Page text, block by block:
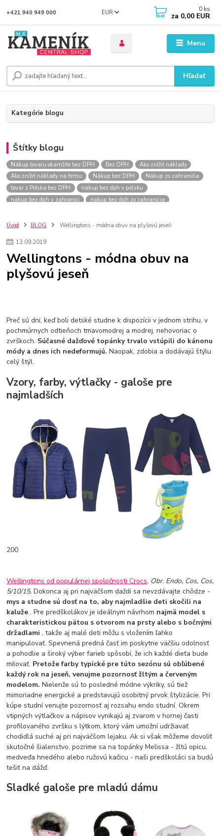
Menu
EUR
Hľadať
+421 940 949 000 0 ks
za 0,00 EUR
Kategórie blogu
Štítky blogu
Nákup tovaru okamžite bez DPH Bez DPH
Ako znížiť náklady
Ako znížiť náklady na firmu
Nákup bez DPH
Nákup zo zahraničia
tovar z Poľska bez DPH
nakup bez dph v polsku
nakup bez dph v zahranici
nakup bez dph zo zahranicia
szco nakup bez dph
Smart hodinky pre deti
Plyšový macovia
Lego Star Wars
Darčeky na Vianoce 2019
Vianočný darček pre dievča do 20€
Hry pre deti
Skladačky pre deti
L.O.L. Surprise zvieratká
L.O.L. Surprise hračky
L.O.L. Surprise domčeky
L.O.L. Surprise postavičky
L.O.L. Surprise zberateľské figúrky
L.O.L. OMG L.O.L. OMG Bábiky
Úvod BLOG Wellingtons - módna obuv na plyšovú jeseň
13.09.2019
Wellingtons - módna obuv na
plyšovú jeseň
Preč sú dni, keď boli detské studne k dispozícii v jednom strihu, v
pochmúrnych odtieňoch tmavomodrej a modrej, nehovoriac o
zvrškoch. Súčasné dažďové topánky trvalo vstúpili do kánonu
módy a dnes ich nedeformujú.Naopak, zdobia a dodávajú štýlu
celý štýl.
Vzory, farby, výtlačky - galoše pre
najmladších
200
Wellingtons od populárnej spoločnosti Crocs, Obr. Endo, Cos, Cos,
5/10/15.Dokonca aj pri najväčšom daždi sa nevzdávajte chôdze -
mys a studne sú dosť na to, aby najmladšie deti skočili na
kaluže. Pre predškolákov je ideálnym návrhom najmä model s
charakteristickou pätou s otvorom na prsty alebo s bočnými
držadlami, takže aj malé deti môžu s vložením ľahko
manipulovať. Spevnená predná časť im poskytne väčšiu odolnosť
a pohodlie a široký výber farieb spôsobí, že ich každé dieťa bude
milovať. Pretože farby typické pre túto sezónu sú obľúbené
každý rok na jeseň, venujme pozornosť žltým a červeným
modelom.Nielenže sú to posledné módne výkriky, sú tiež
mimoriadne energické a predstavujú osobitný prvok štylizácie. Pri
kúpe studní venujte pozornosť aj rozsahu endo studní. Okrem
vtipných výtlačkov a nápisov vynikajú aj zvarom v hornej časti
profilovaného zvršku s lýtkom, ktorý vám umožní udržiavať
chodidlá suché aj pri najväčšom lejaku. Ak si však môžeme dovoliť
skutočné šialenstvo, pozrime sa na topánky Melissa - žltú opicu,
medveďa hnedého alebo ružovú kačicu - naši predškoláci sa budú
tešiť na dážď.
Sladké galoše pre mladú dámu